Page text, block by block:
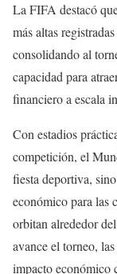
La FIFA destacó
más altas
consolidando al
capacidad para
financiero a escala
Con estadios
competición, el
fiesta deportiva,
económico para las
orbitan alrededor
avance el torneo,
impacto económico